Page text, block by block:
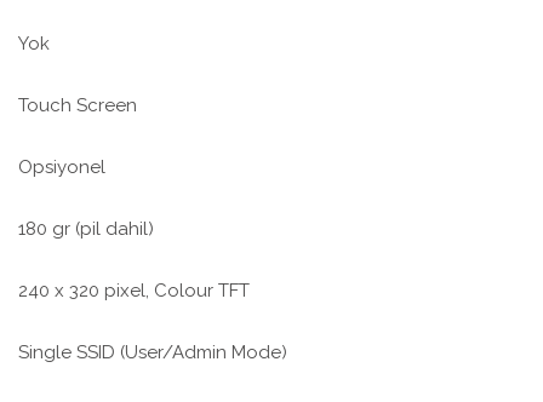
Yok
Touch Screen
Opsiyonel
180 gr (pil dahil)
240 x 320 pixel, Colour TFT
Single SSID (User/Admin Mode)